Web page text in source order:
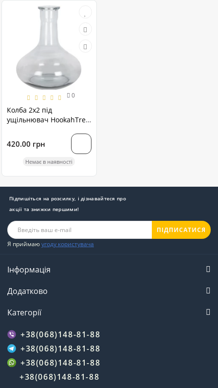
0
Колба 2х2 під
ущільнювач HookahTree
420.00 грн
Немає в наявності
Підпишіться на розсилку, і дізнавайтеся про
акції та знижки першими!
ПІДПИСАТИСЯ
Я приймаюугоду користувача
Інформація
Додатково
Категорії
+38(068)148-81-88
+38(068)148-81-88
+38(068)148-81-88
+38(068)148-81-88